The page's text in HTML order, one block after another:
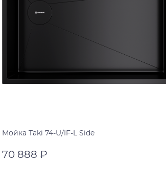
Мойка Taki 74-U/IF-L Side
70 888 ₽